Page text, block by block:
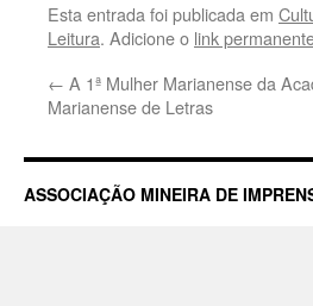
Esta entrada foi publicada em
Leitura. Adicione o link
← A 1ª Mulher Marianense da
Marianense de Letras
ASSOCIAÇÃO MINEIRA DE